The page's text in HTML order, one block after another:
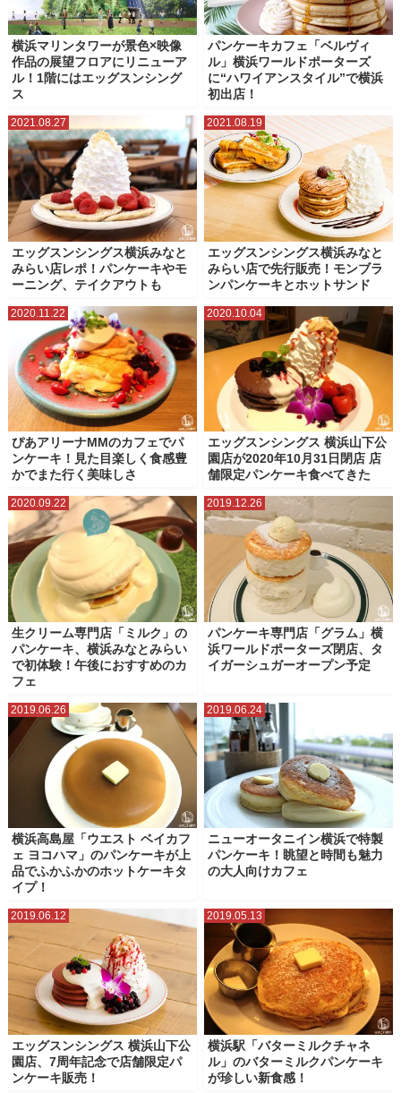
横浜マリンタワーが景色×映像
作品の展望フロアにリニューア
ル！1階にはエッグスンシング
ス
パンケーキカフェ「ベルヴィ
ル」横浜ワールドポーターズ
に“ハワイアンスタイル”で横浜
初出店！
2021.08.27
エッグスンシングス横浜みなと
みらい店レポ！パンケーキやモ
ーニング、テイクアウトも
2021.08.19
エッグスンシングス横浜みなと
みらい店で先行販売！モンブラ
ンパンケーキとホットサンド
2020.11.22
ぴあアリーナMMのカフェでパ
ンケーキ！見た目楽しく食感豊
かでまた行く美味しさ
2020.10.04
エッグスンシングス 横浜山下公
園店が2020年10月31日閉店 店
舗限定パンケーキ食べてきた
2020.09.22
生クリーム専門店「ミルク」の
パンケーキ、横浜みなとみらい
で初体験！午後におすすめのカ
フェ
2019.12.26
パンケーキ専門店「グラム」横
浜ワールドポーターズ閉店、タ
イガーシュガーオープン予定
2019.06.26
横浜高島屋「ウエスト ベイカフ
ェ ヨコハマ」のパンケーキが上
品でふかふかのホットケーキタ
イプ！
2019.06.24
ニューオータニイン横浜で特製
パンケーキ！眺望と時間も魅力
の大人向けカフェ
2019.06.12
エッグスンシングス 横浜山下公
園店、7周年記念で店舗限定パ
ンケーキ販売！
2019.05.13
横浜駅「バターミルクチャネ
ル」のバターミルクパンケーキ
が珍しい新食感！